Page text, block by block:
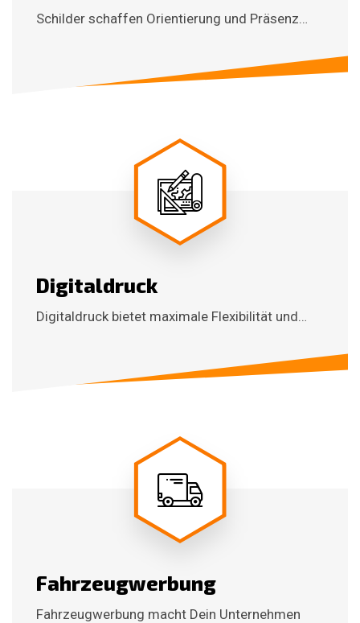
Schilder schaffen Orientierung und Präsenz…
Digitaldruck
Digitaldruck bietet maximale Flexibilität und…
Fahrzeugwerbung
Fahrzeugwerbung macht Dein Unternehmen